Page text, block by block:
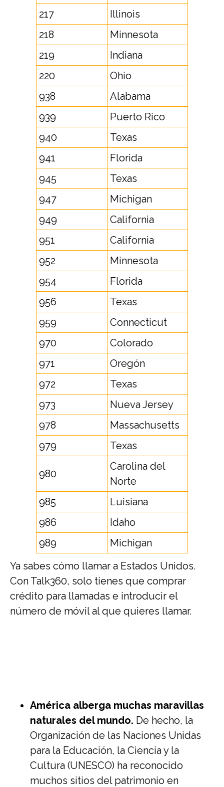
217
Illinois
218
Minnesota
219
Indiana
220
Ohio
938
Alabama
939
Puerto Rico
940
Texas
941
Florida
945
Texas
947
Michigan
949
California
951
California
952
Minnesota
954
Florida
956
Texas
959
Connecticut
970
Colorado
971
Oregón
972
Texas
973
Nueva Jersey
978
Massachusetts
979
Texas
980
Carolina del
Norte
985
Luisiana
986
Idaho
989
Michigan
Ya sabes cómo llamar a Estados Unidos.
Con Talk360, solo tienes que comprar
crédito para llamadas e introducir el
número de móvil al que quieres llamar.
América alberga muchas maravillas
naturales del mundo. De hecho, la
Organización de las Naciones Unidas
para la Educación, la Ciencia y la
Cultura (UNESCO) ha reconocido
muchos sitios del patrimonio en